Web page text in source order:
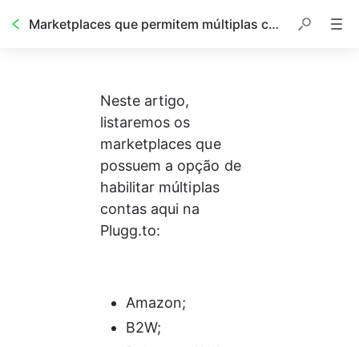
Marketplaces que permitem múltiplas contas
Neste artigo,
listaremos os
marketplaces que
possuem a opção de
habilitar múltiplas
contas aqui na
Plugg.to:
Amazon;
B2W;